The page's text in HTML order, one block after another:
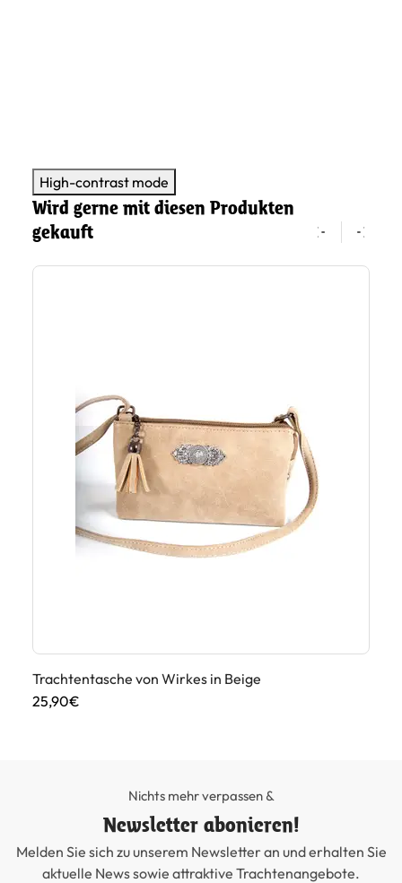
High-contrast mode
Wird gerne mit diesen Produkten
gekauft
Trachtentasche von Wirkes in Beige
25,90€
Nichts mehr verpassen &
Newsletter abonieren!
Melden Sie sich zu unserem Newsletter an und erhalten Sie
aktuelle News sowie attraktive Trachtenangebote.